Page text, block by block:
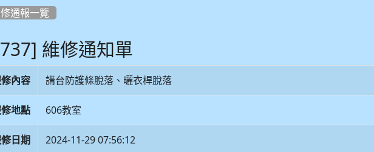
通報一覽
維修通知單
內容 講台防護條脫落、曬衣桿脫落
地點 606教室
日期 2024-11-29 07:56:12